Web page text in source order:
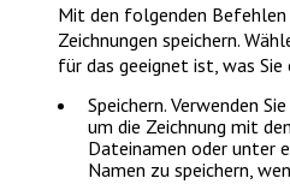
Mit den folgenden Befehlen
Zeichnungen speichern.
für das geeignet ist, was Sie
Speichern. Verwenden
um die Zeichnung mit
Dateinamen oder unter
Namen zu speichern,